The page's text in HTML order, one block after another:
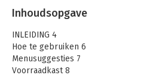
Inhoudsopgave
INLEIDING 4
Hoe te gebruiken 6
Menusuggesties 7
Voorraadkast 8